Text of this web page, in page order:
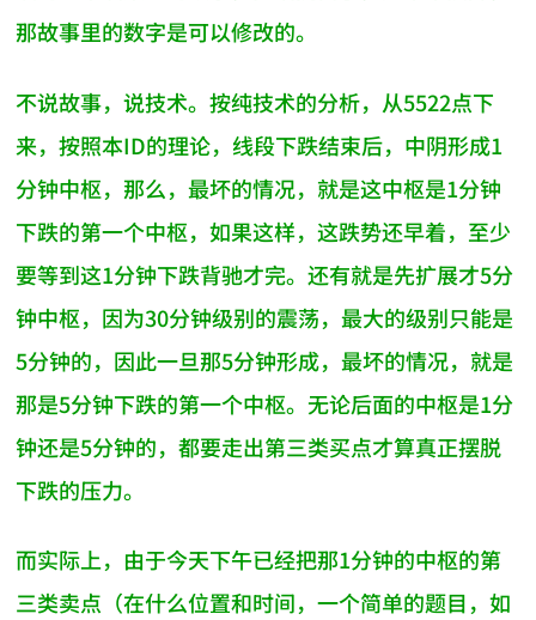
那故事里的数字是可以修改的。
不说故事，说技术。按纯技术的分析，从5522点下
来，按照本ID的理论，线段下跌结束后，中阴形成1
分钟中枢，那么，最坏的情况，就是这中枢是1分钟
下跌的第一个中枢，如果这样，这跌势还早着，至少
要等到这1分钟下跌背驰才完。还有就是先扩展才5分
钟中枢，因为30分钟级别的震荡，最大的级别只能是
5分钟的，因此一旦那5分钟形成，最坏的情况，就是
那是5分钟下跌的第一个中枢。无论后面的中枢是1分
钟还是5分钟的，都要走出第三类买点才算真正摆脱
下跌的压力。
而实际上，由于今天下午已经把那1分钟的中枢的第
三类卖点（在什么位置和时间，一个简单的题目，如